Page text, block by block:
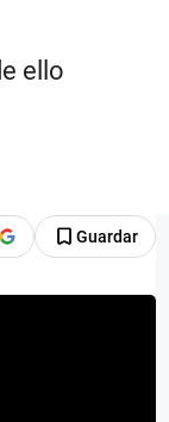
ello
Guardar